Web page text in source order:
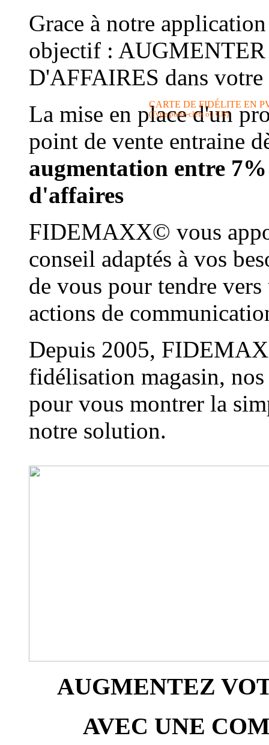
CARTE DE FIDÉLITE EN
(Type porte-clefs ou CB)
Grace à notre
objectif :
D'AFFAIRES dans votre
La mise en place d'un
point de vente entraine
augmentation entre
d'affaires
FIDEMAXX© vous
conseil adaptés à vos
de vous pour tendre
actions de
Depuis 2005,
fidélisation magasin,
pour vous montrer la
notre solution.
AUGMENTEZ
AVEC UNE